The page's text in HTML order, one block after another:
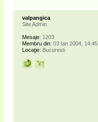
valpangica
Site Admin
Mesaje: 1203
Membru din: 03 Ian 2004, 14:45
Locaţie: Bucuresti